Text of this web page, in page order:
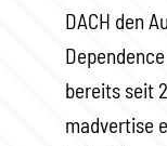
DACH den
bereits seit
madvertise